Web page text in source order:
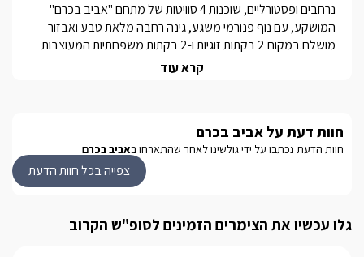
מבט פנים
בבקתות הזוגיות- מרלו, תיהנו ממיטה זוגית עטופה עץ ושידות
תואמות משני צידיה, טלוויזיה עם חיבור לערוצי yes, ארון אחסון,
פינת ישיבה ומטבחון מאובזר הכולל קומקום חשמלי, מיקרוגל,
קרא עוד
חוות דעת על אביב בכרם
חוות הדעת נכתבו על ידי גולשינו לאחר שהתארחו באביב בכרם
צפייה בכל חוות הדעת
גלו עכשיו את הצימרים הזמינים לסופ"ש הקרוב